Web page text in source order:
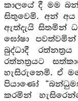
කාලයේ දී මම
සිතුවෙමි. අන්
ඇත්දැයි සිතමින්
ඝෝෂා
බුද්ධාදී
රත්නත්‍රයට
හැසිරුනෙමි. ඒ
පියාණෝ
කරමින්